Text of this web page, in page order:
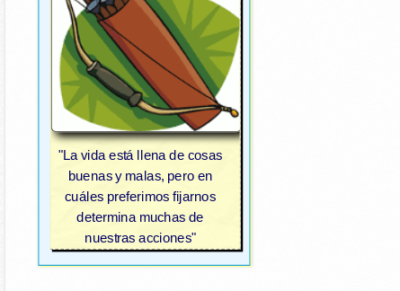
"La vida está llena de cosas
buenas y malas, pero en
cuáles preferimos fijarnos
determina muchas de
nuestras acciones"